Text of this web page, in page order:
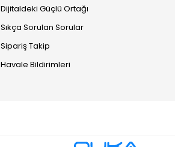
Dijitaldeki Güçlü Ortağı
Sıkça Sorulan Sorular
Sipariş Takip
Havale Bildirimleri